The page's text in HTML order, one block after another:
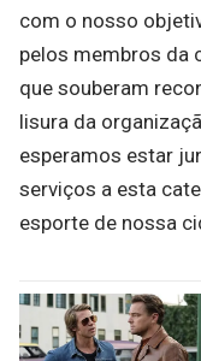
com o nosso
pelos membros da
que souberam
lisura da
esperamos estar
serviços a esta
esporte de nossa